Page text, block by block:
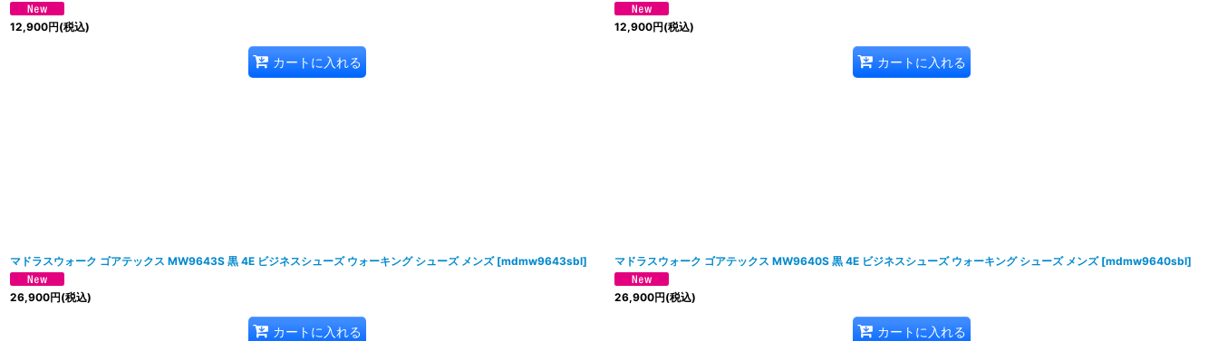
12,900円(税込)
カートに入れる
12,900円(税込)
カートに入れる
マドラスウォーク ゴアテックス MW9643S 黒 4E ビジネスシューズ ウォーキング シューズ メンズ [mdmw9643sbl]
26,900円(税込)
カートに入れる
マドラスウォーク ゴアテックス MW9640S 黒 4E ビジネスシューズ ウォーキング シューズ メンズ [mdmw9640sbl]
26,900円(税込)
カートに入れる